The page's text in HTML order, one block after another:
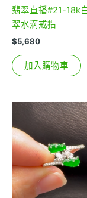
翡翠直播#21-18k
翠水滴戒指
$5,680
加入購物車